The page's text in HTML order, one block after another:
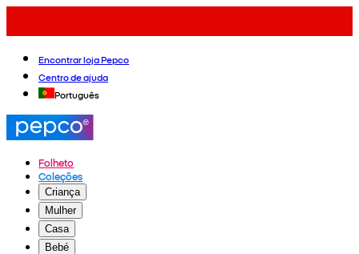
Encontrar loja Pepco
Centro de ajuda
Português
Folheto
Coleções
Criança
Mulher
Casa
Bebé